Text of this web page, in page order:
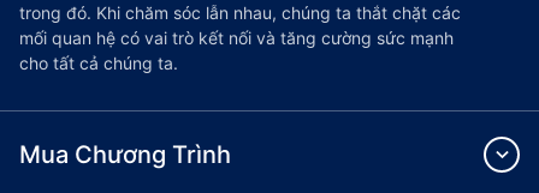
trong đó. Khi chăm sóc lẫn nhau, chúng ta thắt chặt các
mối quan hệ có vai trò kết nối và tăng cường sức mạnh
cho tất cả chúng ta.
Mua Chương Trình